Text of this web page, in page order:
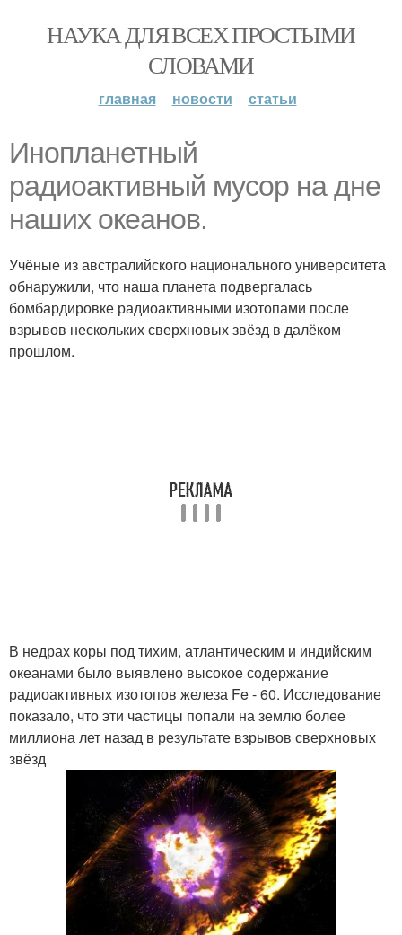
НАУКА ДЛЯ ВСЕХ ПРОСТЫМИ
СЛОВАМИ
главная новости статьи
Инопланетный
радиоактивный мусор на дне
наших океанов.
Учёные из австралийского национального университета
обнаружили, что наша планета подвергалась
бомбардировке радиоактивными изотопами после
взрывов нескольких сверхновых звёзд в далёком
прошлом.
В недрах коры под тихим, атлантическим и индийским
океанами было выявлено высокое содержание
радиоактивных изотопов железа Fe - 60. Исследование
показало, что эти частицы попали на землю более
миллиона лет назад в результате взрывов сверхновых
звёзд